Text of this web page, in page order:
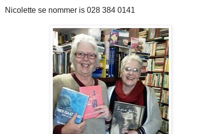
Nicolette se nommer is 028 384 0141